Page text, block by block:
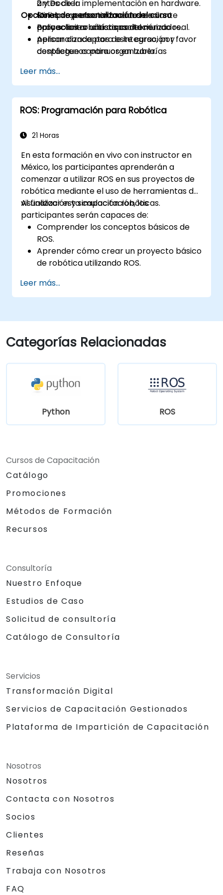
antes de la implementación en hardware.
Colaborar efectivamente mediante
proyectos robóticos contenerizados.
Aplicar conceptos de integración y
despliegue continuos en tuberías
2 y Docker.
Mini-proyectos enfocados en
aplicaciones robísticas del mundo real.
Opciones de personalización del curso
Para solicitar una capacitación
personalizada para este curso, por favor
contáctenos para organizarla.
Leer más...
ROS: Programación para Robótica
21 Horas
En esta formación en vivo con instructor en
México, los participantes aprenderán a
comenzar a utilizar ROS en sus proyectos de
robótica mediante el uso de herramientas de
visualización y simulación robóticas.
Al finalizar esta capacitación, los
participantes serán capaces de:
Comprender los conceptos básicos de
ROS.
Aprender cómo crear un proyecto básico
de robótica utilizando ROS.
herramientas para robótica, incluidas las
de simulación y visualización.
Leer más...
Categorías Relacionadas
Python ROS
Cursos de Capacitación
Catálogo
Promociones
Métodos de Formación
Recursos
Consultoría
Nuestro Enfoque
Estudios de Caso
Solicitud de consultoría
Catálogo de Consultoría
Servicios
Transformación Digital
Servicios de Capacitación Gestionados
Plataforma de Impartición de Capacitación
Nosotros
Nosotros
Contacta con Nosotros
Socios
Clientes
Reseñas
Trabaja con Nosotros
FAQ